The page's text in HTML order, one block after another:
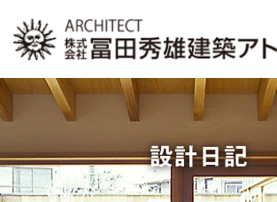
設計日記